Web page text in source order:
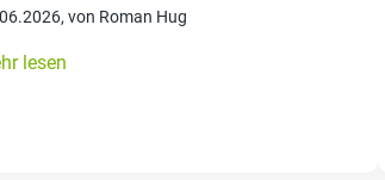
von Roman Hug
lesen